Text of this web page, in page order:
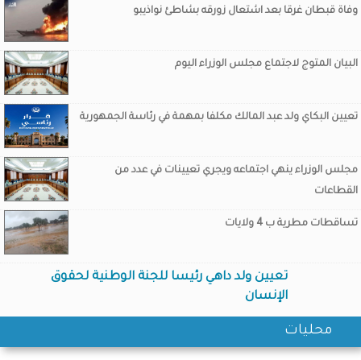
وفاة قبطان غرقا بعد اشتعال زورقه بشاطئ نواذيبو
البيان المتوج لاجتماع مجلس الوزراء اليوم
تعيين البكاي ولد عبد المالك مكلفا بمهمة في رئاسة الجمهورية
مجلس الوزراء ينهي اجتماعه ويجري تعيينات في عدد من
القطاعات
تساقطات مطرية ب 4 ولايات
تعيين ولد داهي رئيسا للجنة الوطنية لحقوق
الإنسان
العثور على جثث 5 منقبين و إنفاذ 6 و فقدان واحد بعد الثور على
سيارو منقبين في الشمال
محليات